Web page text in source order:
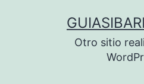
Otro sitio